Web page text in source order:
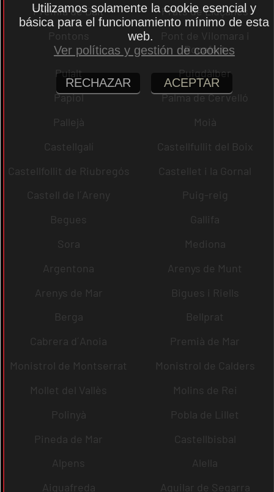
Premià de Dalt
Prats de Lluçanès
Pontons
Pont de Vilomara i
Rocafort
Pujalt
Puigdàlber
Papiol
Palma de Cervelló
Pallejà
Moià
Castellgalí
Castellfullit del Boix
Castellfollit de Riubregós
Castellet i la Gornal
Castell de l´Areny
Puig-reig
Begues
Gallifa
Sora
Mediona
Argentona
Arenys de Munt
Arenys de Mar
Bigues i Riells
Berga
Bellprat
Cabrera d´Anoia
Premià de Mar
Monistrol de Montserrat
Monistrol de Calders
Mollet del Vallès
Molins de Rei
Polinyà
Pobla de Lillet
Pineda de Mar
Castellbisbal
Alpens
Alella
Aiguafreda
Aguilar de Segarra
Utilizamos solamente la cookie esencial y
básica para el funcionamiento mínimo de esta
web.
Ver políticas y gestión de cookies
RECHAZAR ACEPTAR